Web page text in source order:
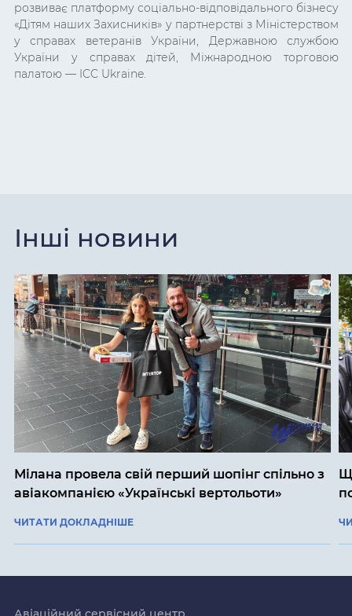
розвиває платформу соціально-відповідального бізнесу
«Дітям наших Захисників» у партнерстві з Міністерством
у справах ветеранів України, Державною службою
України у справах дітей, Міжнародною торговою
палатою — ICC Ukraine.
Інші новини
Мілана провела свій перший шопінг спільно з
авіакомпанією «Українські вертольоти»
ЧИТАТИ ДОКЛАДНІШЕ